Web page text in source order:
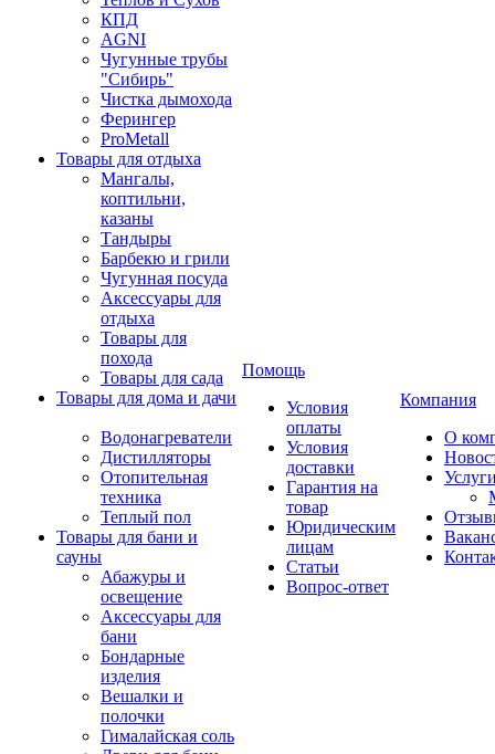
КПД
AGNI
Чугунные трубы
"Сибирь"
Чистка дымохода
Ферингер
ProMetall
Товары для отдыха
Мангалы,
коптильни,
казаны
Тандыры
Барбекю и грили
Чугунная посуда
Аксессуары для
отдыха
Товары для
похода
Товары для сада
Товары для дома и дачи
Водонагреватели
Дистилляторы
Отопительная
техника
Теплый пол
Товары для бани и
сауны
Абажуры и
освещение
Аксессуары для
бани
Бондарные
изделия
Вешалки и
полочки
Гималайская соль
Помощь
Условия
оплаты
Условия
доставки
Гарантия на
товар
Юридическим
лицам
Статьи
Вопрос-ответ
Компания
О